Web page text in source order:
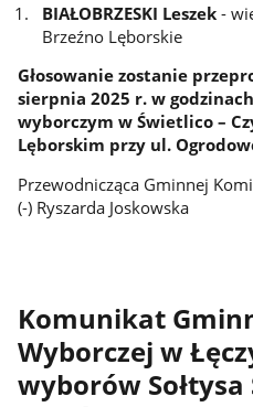
BIAŁOBRZESKI Leszek-
Brzeźno Lęborskie
Głosowanie zostanie
sierpnia 2025 r. w
wyborczym w Świetlico –
Lęborskim przy ul.
Przewodnicząca Gminnej
(-) Ryszarda Joskowska
Komunikat
Wyborczej w
wyborów Sołtysa